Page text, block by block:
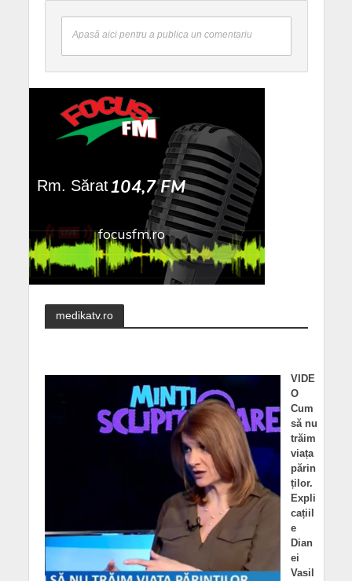
Apasă aici pentru a publica un comentariu
medikatv.ro
VIDE
O
Cum
să nu
trăim
viața
părin
ților.
Expli
cațiil
e
Dian
ei
Vasil